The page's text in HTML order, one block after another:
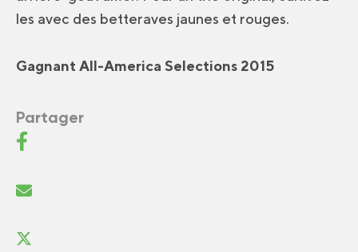
les avec des betteraves jaunes et rouges.
Gagnant All-America Selections 2015
Partager